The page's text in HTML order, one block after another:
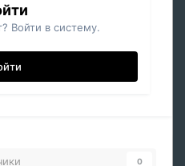
Войти в систему.
0